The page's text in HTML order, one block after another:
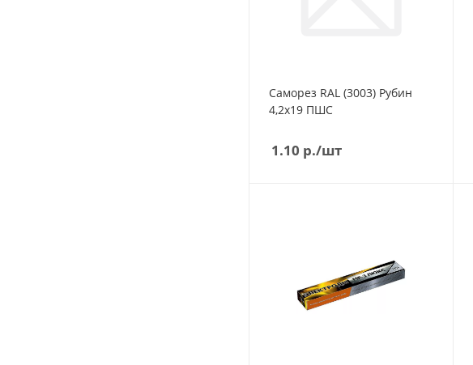
Саморез RAL (3003) Рубин
4,2х19 ПШС
1.10 р./шт